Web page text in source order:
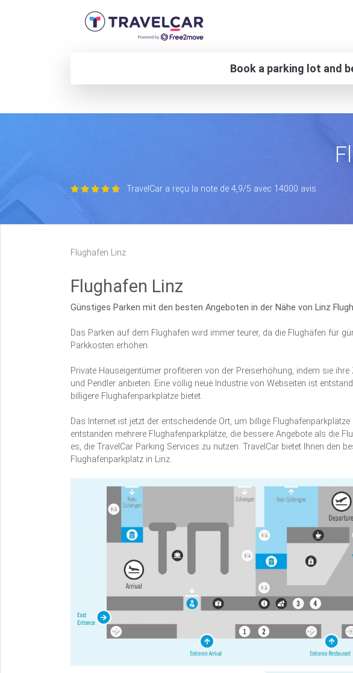
Book a parking lot and
TravelCar a reçu la note de 4,9/5 avec 14000 avis
Flughafen Linz
Flughafen Linz
Günstiges Parken mit den besten Angeboten in der Nähe von Linz
Das Parken auf dem Flughafen wird immer teurer, da die Flughäfen für
Parkkosten erhöhen.
Private Hauseigentümer profitieren von der Preiserhöhung, indem sie
und Pendler anbieten. Eine völlig neue Industrie von Webseiten ist
billigere Flughafenparkplätze bietet.
Das Internet ist jetzt der entscheidende Ort, um billige
entstanden mehrere Flughafenparkplätze, die bessere Angebote als die
es, die TravelCar Parking Services zu nutzen. TravelCar bietet Ihnen den
Flughafenparkplatz in Linz.